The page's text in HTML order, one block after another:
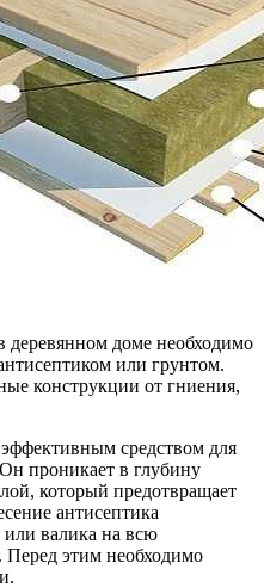
деревянном доме необходимо
или грунтом.
конструкции от гниения,
эффективным средством для
проникает в глубину
который предотвращает
антисептика
валика на всю
Перед этим необходимо